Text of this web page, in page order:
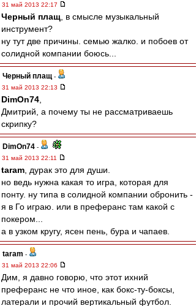
31 май 2013 22:17
Черный плащ , в смысле музыкальный
инструмент?
ну тут две причины. семью жалко. и побоев от
солидной компании боюсь...
Черный плащ -
31 май 2013 22:13
DimOn74
Дмитрий, а почему ты не рассматриваешь
скрипку?
DimOn74 -
31 май 2013 22:11
taram , дурак это для души.
но ведь нужна какая то игра, которая для
понту. ну типа в солидной компании обронить -
я в Го играю. или в преферанс там какой с
покером...
а в узком кругу, ясен пень, бура и чапаев.
taram -
31 май 2013 22:06
Дим, я давно говорю, что этот ихний
преферанс не что иное, как бокс-ту-боксы,
латерали и прочий вертикальный футбол.